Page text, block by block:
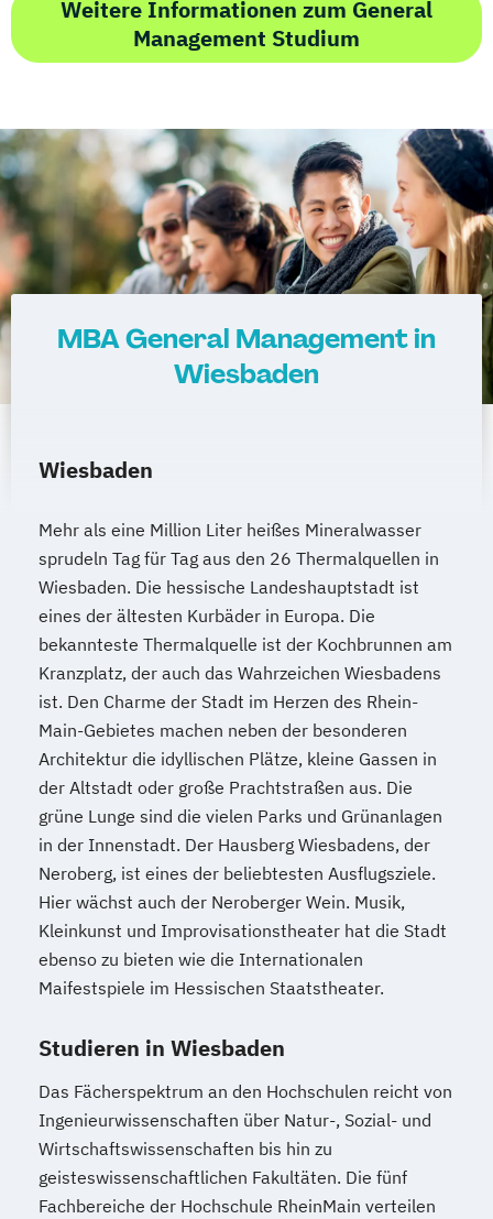
Weitere Informationen zum General
Management Studium
MBA General Management in
Wiesbaden
Wiesbaden
Mehr als eine Million Liter heißes Mineralwasser
sprudeln Tag für Tag aus den 26 Thermalquellen in
Wiesbaden. Die hessische Landeshauptstadt ist
eines der ältesten Kurbäder in Europa. Die
bekannteste Thermalquelle ist der Kochbrunnen am
Kranzplatz, der auch das Wahrzeichen Wiesbadens
ist. Den Charme der Stadt im Herzen des Rhein-
Main-Gebietes machen neben der besonderen
Architektur die idyllischen Plätze, kleine Gassen in
der Altstadt oder große Prachtstraßen aus. Die
grüne Lunge sind die vielen Parks und Grünanlagen
in der Innenstadt. Der Hausberg Wiesbadens, der
Neroberg, ist eines der beliebtesten Ausflugsziele.
Hier wächst auch der Neroberger Wein. Musik,
Kleinkunst und Improvisationstheater hat die Stadt
ebenso zu bieten wie die Internationalen
Maifestspiele im Hessischen Staatstheater.
Studieren in Wiesbaden
Das Fächerspektrum an den Hochschulen reicht von
Ingenieurwissenschaften über Natur-, Sozial- und
Wirtschaftswissenschaften bis hin zu
geisteswissenschaftlichen Fakultäten. Die fünf
Fachbereiche der Hochschule RheinMain verteilen